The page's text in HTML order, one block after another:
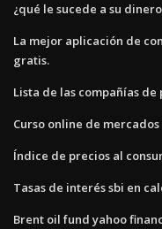
¿qué le sucede a su
La mejor aplicación de
gratis.
Lista de las compañías
Curso online de
Índice de precios al
Tasas de interés sbi en
Brent oil fund yahoo